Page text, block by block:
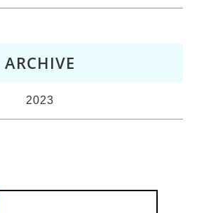
ARCHIVE
2023